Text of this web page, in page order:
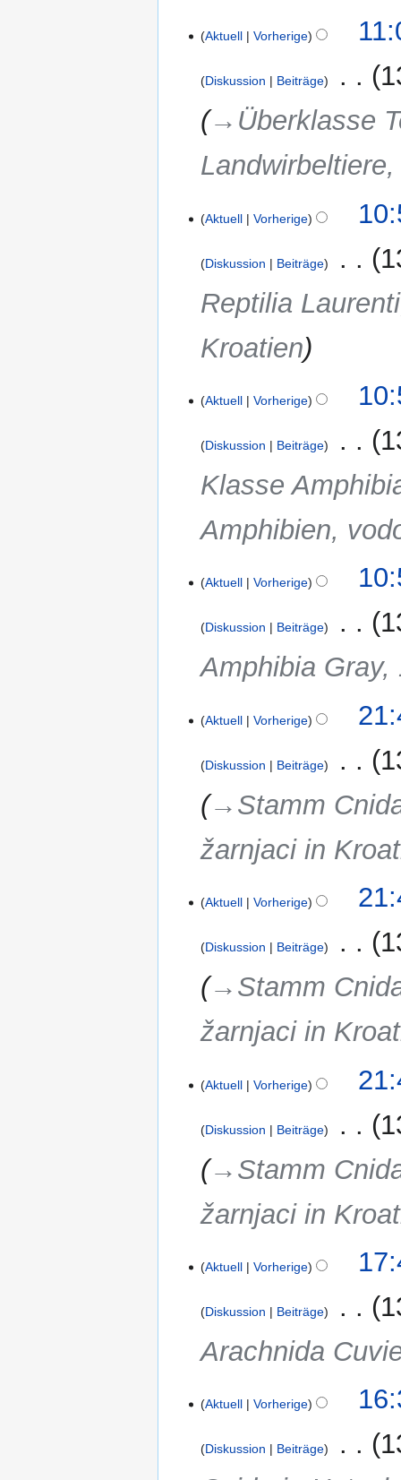
November
Aktuell Vorherige
Diskussion Beiträge
→‎Überklasse
Aktuell Vorherige
Diskussion Beiträge
Reptilia
Kroatien
Aktuell Vorherige
Diskussion Beiträge
Klasse
Amphibien,
Aktuell Vorherige
Diskussion Beiträge
Amphibia
AugustAktuell Vorherige
Diskussion Beiträge
→‎Stamm
žarnjaci in
Aktuell Vorherige
Diskussion Beiträge
→‎Stamm
žarnjaci in
Aktuell Vorherige
Diskussion Beiträge
→‎Stamm
žarnjaci in
MärzAktuell Vorherige
Diskussion Beiträge
Arachnida
MärzAktuell Vorherige
Diskussion Beiträge